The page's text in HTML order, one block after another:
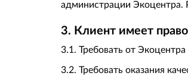
администрации Экоцентра.
3. Клиент имеет
3.1. Требовать от
3.2. Требовать оказания